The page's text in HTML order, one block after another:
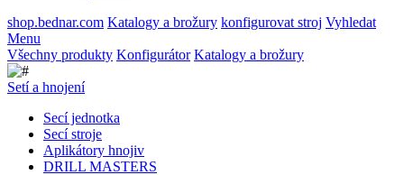
shop.bednar.com Katalogy a brožury konfigurovat stroj Vyhledat
Menu
Všechny produkty Konfigurátor Katalogy a brožury
Setí a hnojení
Secí jednotka
Secí stroje
Aplikátory hnojiv
DRILL MASTERS